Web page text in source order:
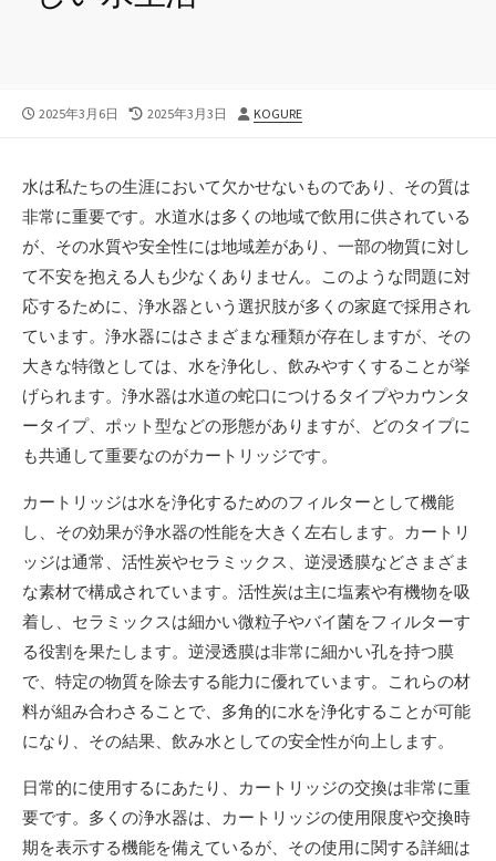
公
2025年3月6日
最
新
日
2025年3月3日
投
KOGURE
水は私たちの生涯において欠かせないものであり、その質は
非常に重要です。 水道水は多くの地域で飲用に供されている
が、その水質や安全性には地域差があり、一部の物質に対し
て不安を抱える人も少なくありません。このような問題に対
応するために、浄水器という選択肢が多くの家庭で採用され
ています。浄水器にはさまざまな種類が存在しますが、その
大きな特徴としては、水を浄化し、飲みやすくすることが挙
げられます。浄水器は水道の蛇口につけるタイプやカウンタ
ータイプ、ポット型などの形態がありますが、どのタイプに
も共通して重要なのがカートリッジです。
カートリッジは水を浄化するためのフィルターとして機能
し、その効果が浄水器の性能を大きく左右します。カートリ
ッジは通常、活性炭やセラミックス、逆浸透膜などさまざま
な素材で構成されています。活性炭は主に塩素や有機物を吸
着し、セラミックスは細かい微粒子やバイ菌をフィルターす
る役割を果たします。逆浸透膜は非常に細かい孔を持つ膜
で、特定の物質を除去する能力に優れています。これらの材
料が組み合わさることで、多角的に水を浄化することが可能
になり、その結果、飲み水としての安全性が向上します。
日常的に使用するにあたり、カートリッジの交換は非常に重
要です。多くの浄水器は、カートリッジの使用限度や交換時
期を表示する機能を備えているが、その使用に関する詳細は